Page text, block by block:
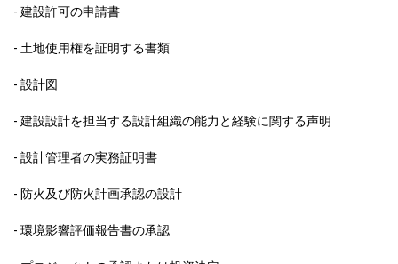
- 建設許可の申請書
- 土地使用権を証明する書類
- 設計図
- 建設設計を担当する設計組織の能力と経験に関する声明
- 設計管理者の実務証明書
- 防火及び防火計画承認の設計
- 環境影響評価報告書の承認